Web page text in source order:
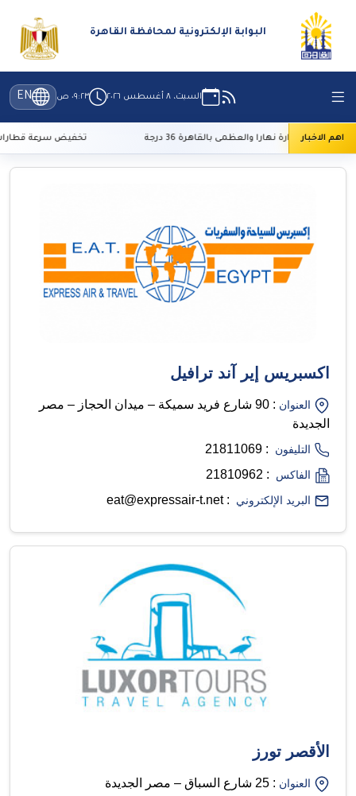
البوابة الإلكترونية لمحافظة القاهرة
السبت، ٨ أغسطس ٢٠٢٦ ٠٩:٢٣ ص EN
اهم الاخبار
نهارا والعظمى بالقاهرة 36 درجة تخفيض سرعة قطارات السكة
اكسبريس إير آند ترافيل
العنوان
: 90 شارع فريد سميكة – ميدان الحجاز – مصر
الجديدة
التليفون : 21811069
الفاكس : 21810962
البريد الإلكتروني : eat@expressair-t.net
الأقصر تورز
العنوان : 25 شارع السباق – مصر الجديدة